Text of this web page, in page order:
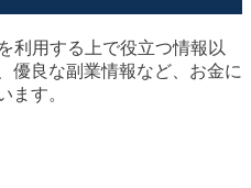
利用する上で役立つ情報以
優良な副業情報など、お金に
ます。